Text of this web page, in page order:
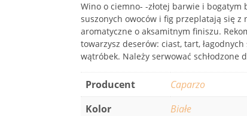
Wino o ciemno- -złotej barwie i bogatym
suszonych owoców i fig przeplatają się z
aromatyczne o aksamitnym finiszu.
towarzysz deserów: ciast, tart,
wątróbek. Należy serwować schłodzone
Producent
Caparzo
Kolor
Białe